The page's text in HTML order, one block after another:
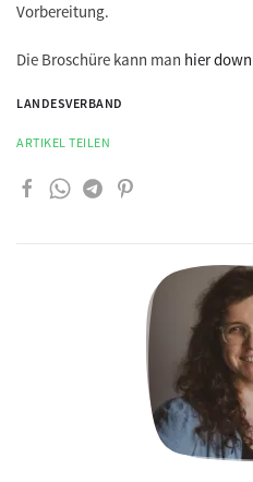
Vorbereitung.
Die Broschüre kann man hier
LANDESVERBAND
ARTIKEL TEILEN